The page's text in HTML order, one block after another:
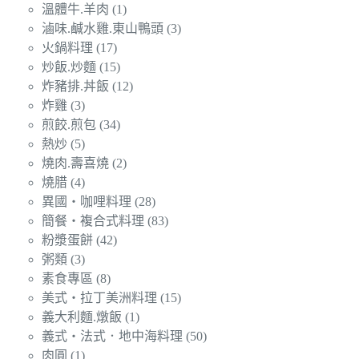
溫體牛.羊肉 (1)
滷味.鹹水雞.東山鴨頭 (3)
火鍋料理 (17)
炒飯.炒麵 (15)
炸豬排.丼飯 (12)
炸雞 (3)
煎餃.煎包 (34)
熱炒 (5)
燒肉.壽喜燒 (2)
燒腊 (4)
異國‧咖哩料理 (28)
簡餐‧複合式料理 (83)
粉漿蛋餅 (42)
粥類 (3)
素食專區 (8)
美式‧拉丁美洲料理 (15)
義大利麵.燉飯 (1)
義式‧法式．地中海料理 (50)
肉圓 (1)